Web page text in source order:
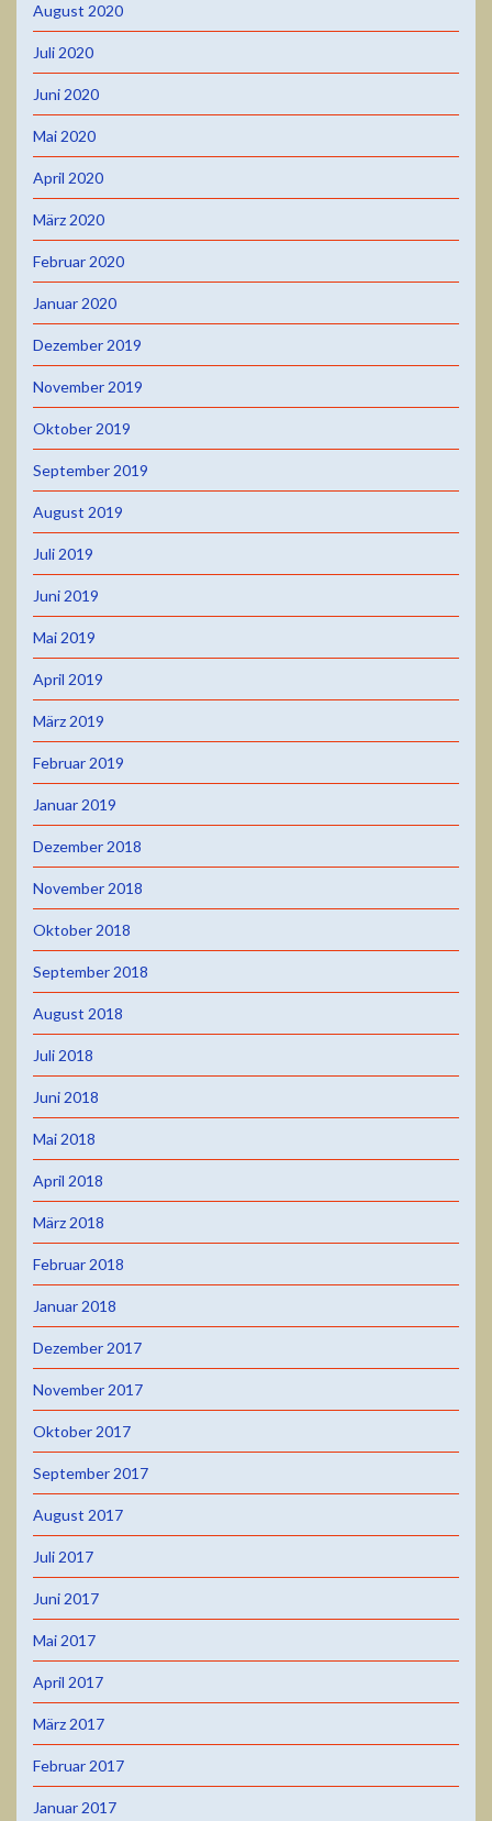
August 2020
Juli 2020
Juni 2020
Mai 2020
April 2020
März 2020
Februar 2020
Januar 2020
Dezember 2019
November 2019
Oktober 2019
September 2019
August 2019
Juli 2019
Juni 2019
Mai 2019
April 2019
März 2019
Februar 2019
Januar 2019
Dezember 2018
November 2018
Oktober 2018
September 2018
August 2018
Juli 2018
Juni 2018
Mai 2018
April 2018
März 2018
Februar 2018
Januar 2018
Dezember 2017
November 2017
Oktober 2017
September 2017
August 2017
Juli 2017
Juni 2017
Mai 2017
April 2017
März 2017
Februar 2017
Januar 2017